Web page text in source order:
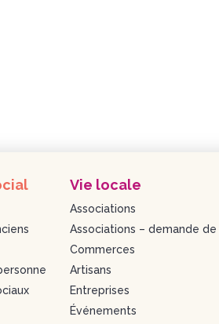
Vie locale
Associations
Associations – demande
Commerces
Artisans
Entreprises
Événements